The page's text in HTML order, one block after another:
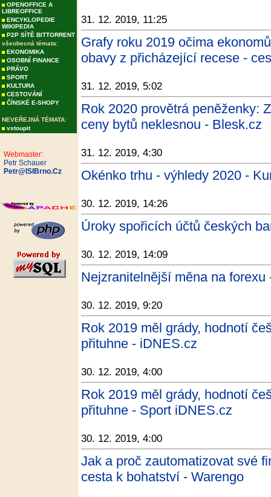
OPENOFFICE A
LIBREOFFICE
ENCYKLOPEDIE
WIKIPEDIA
P2P SÍTĚ BITTORRENT
všeobecná témata:
EKONOMIKA
OSOBNÍ FINANCE
PRÁVO
SPORT
KULTURA
CESTOVÁNÍ
ČÍNSKÉ E-SHOPY
NEVEŘEJNÁ TÉMATA:
vstoupit
Webmaster:
Petr Schauer
Petr@ISIBrno.Cz
31. 12. 2019, 11:25
Grafy roku 2019 očima
obavy z přicházející recese -
31. 12. 2019, 5:02
Rok 2020 provětrá peněženky:
ceny bytů neklesnou - Blesk.cz
31. 12. 2019, 4:30
Okénko trhu - výhledy 2020 -
30. 12. 2019, 14:26
Úroky spořicích účtů českých
30. 12. 2019, 14:09
Nejzranitelnější měna na forexu
30. 12. 2019, 9:20
Rok 2019 měl grády, hodnotí
přituhne - iDNES.cz
30. 12. 2019, 4:00
Rok 2019 měl grády, hodnotí
přituhne - Sport iDNES.cz
30. 12. 2019, 4:00
Jak a proč zautomatizovat své
cesta k bohatství - Warengo